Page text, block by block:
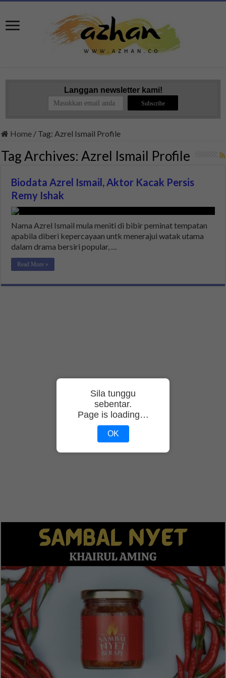
Langgan newsletter kami!
Home / Tag: Azrel Ismail Profile
Tag Archives:Azrel Ismail Profile
Biodata Azrel Ismail, Aktor Kacak Persis
Remy Ishak
Nama Azrel Ismail mula meniti di bibir peminat tempatan
apabila diberi kepercayaan untk menerajui watak utama
dalam drama bersiri popular, …
Read More »
Sila tunggu
sebentar.
Page is loading…
OK